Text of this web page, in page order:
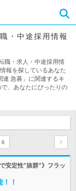
・中途採用情報
職・求人・中途採用情
報を探しているあなた
連 急募」に関連するキ
、あなたにぴったりの
6
安定性"抜群"》フラッ
！